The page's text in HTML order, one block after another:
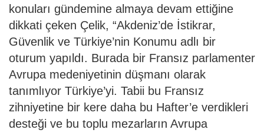
konuları gündemine almaya devam ettiğine
dikkati çeken Çelik, “Akdeniz’de İstikrar,
Güvenlik ve Türkiye’nin Konumu adlı bir
oturum yapıldı. Burada bir Fransız parlamenter
Avrupa medeniyetinin düşmanı olarak
tanımlıyor Türkiye’yi. Tabii bu Fransız
zihniyetine bir kere daha bu Hafter’e verdikleri
desteği ve bu toplu mezarların Avrupa